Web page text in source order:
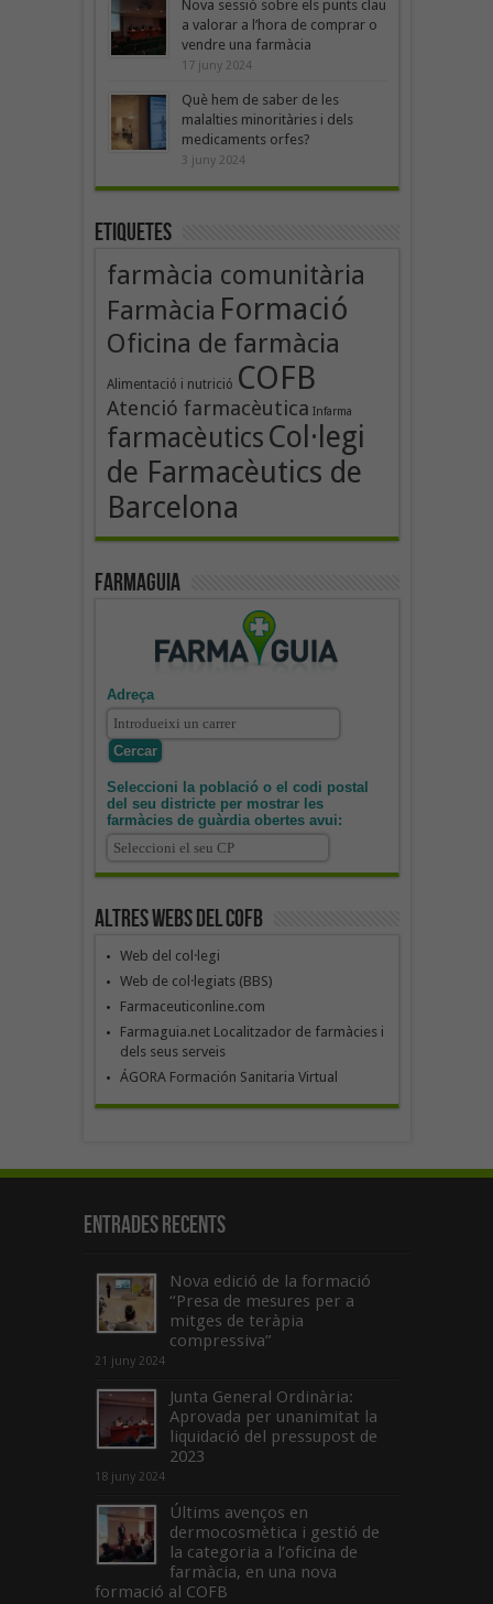
Nova sessió sobre els punts clau
a valorar a l’hora de comprar o
vendre una farmàcia
17 juny 2024
Què hem de saber de les
malalties minoritàries i dels
medicaments orfes?
3 juny 2024
Etiquetes
farmàcia comunitària
Farmàcia Formació
Oficina de farmàcia
Alimentació i nutrició COFB
Atenció farmacèutica Infarma
farmacèutics Col·legi
de Farmacèutics de
Barcelona
Farmaguia
Adreça
Seleccioni la població o el codi postal
del seu districte per mostrar les
farmàcies de guàrdia obertes avui:
Altres webs del COFB
Web del col·legi
Web de col·legiats (BBS)
Farmaceuticonline.com
Farmaguia.net Localitzador de farmàcies i
dels seus serveis
ÁGORA Formación Sanitaria Virtual
Entrades recents
Nova edició de la formació
“Presa de mesures per a
mitges de teràpia
compressiva”
21 juny 2024
Junta General Ordinària:
Aprovada per unanimitat la
liquidació del pressupost de
2023
18 juny 2024
Últims avenços en
dermocosmètica i gestió de
la categoria a l’oficina de
farmàcia, en una nova
formació al COFB